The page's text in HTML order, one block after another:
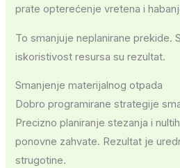
prate opterećenje vretena i
To smanjuje neplanirane prekide.
iskoristivost resursa su rezultat.
Smanjenje materijalnog otpada
Dobro programirane strategije
Precizno planiranje stezanja i
ponovne zahvate. Rezultat je
strugotine.